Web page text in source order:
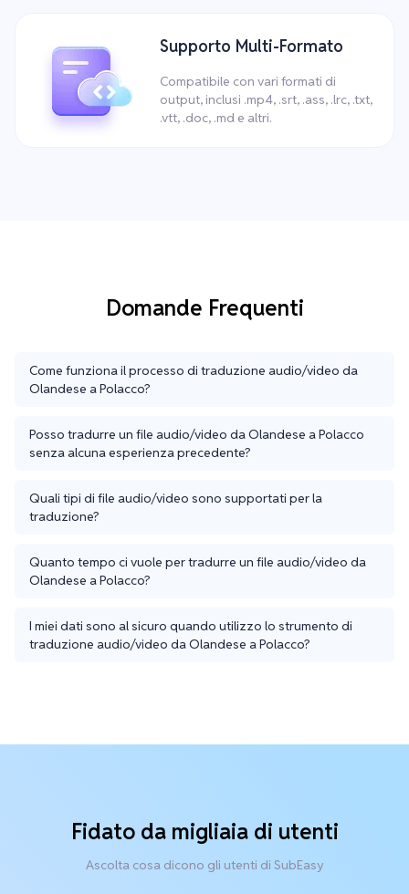
Supporto Multi-Formato
Compatibile con vari formati di
output, inclusi .mp4, .srt, .ass, .lrc, .txt,
.vtt, .doc, .md e altri.
Domande Frequenti
Come funziona il processo di traduzione audio/video da
Olandese a Polacco?
Posso tradurre un file audio/video da Olandese a Polacco
senza alcuna esperienza precedente?
Quali tipi di file audio/video sono supportati per la
traduzione?
Quanto tempo ci vuole per tradurre un file audio/video da
Olandese a Polacco?
I miei dati sono al sicuro quando utilizzo lo strumento di
traduzione audio/video da Olandese a Polacco?
Fidato da migliaia di utenti
Ascolta cosa dicono gli utenti di SubEasy